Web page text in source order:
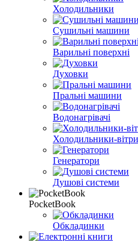
Холодильники
Сушильні машини
Варильні поверхні
Духовки
Пральні машини
Водонагрівачі
Холодильники-
Генератори
Душові системи
PocketBook
Обкладинки